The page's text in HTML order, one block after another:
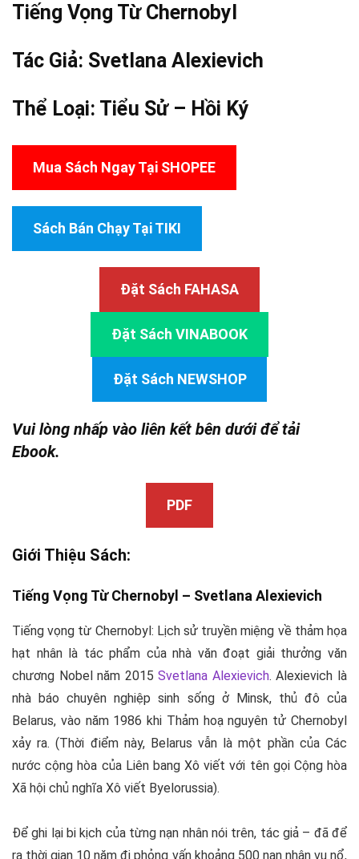
Tiếng Vọng Từ Chernobyl
Tác Giả: Svetlana Alexievich
Thể Loại: Tiểu Sử – Hồi Ký
Mua Sách Ngay Tại SHOPEE
Sách Bán Chạy Tại TIKI
Đặt Sách FAHASA
Đặt Sách VINABOOK
Đặt Sách NEWSHOP
Vui lòng nhấp vào liên kết bên dưới để tải
Ebook.
PDF
Giới Thiệu Sách:
Tiếng Vọng Từ Chernobyl – Svetlana Alexievich
Tiếng vọng từ Chernobyl: Lịch sử truyền miệng về thảm họa
hạt nhân là tác phẩm của nhà văn đoạt giải thưởng văn
chương Nobel năm 2015Svetlana Alexievich. Alexievich là
nhà báo chuyên nghiệp sinh sống ở Minsk, thủ đô của
Belarus, vào năm 1986 khi Thảm hoạ nguyên tử Chernobyl
xảy ra. (Thời điểm này, Belarus vẫn là một phần của Các
nước cộng hòa của Liên bang Xô viết với tên gọi Cộng hòa
Xã hội chủ nghĩa Xô viết Byelorussia).
Để ghi lại bi kịch của từng nạn nhân nói trên, tác giả – đã để
ra thời gian 10 năm đi phỏng vấn khoảng 500 nạn nhân vụ nổ,